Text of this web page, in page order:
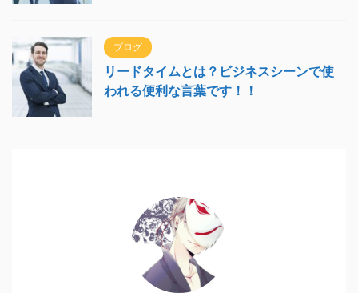
ブログ
リードタイムとは？ビジネスシーンで使
われる便利な言葉です！！